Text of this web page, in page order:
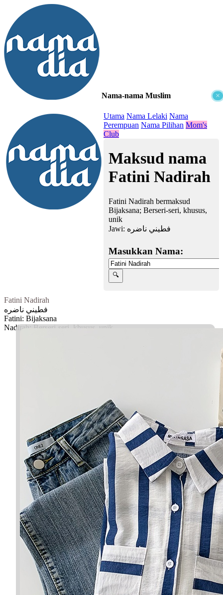
×
Nama-nama Muslim
Utama Nama Lelaki Nama
Perempuan Nama Pilihan Mom's
Club
Maksud nama
Fatini Nadirah
Fatini Nadirah bermaksud
Bijaksana; Berseri-seri, khusus,
unik
Jawi: فطيني ناضره
Masukkan Nama:
Fatini Nadirah
فطيني ناضره
Fatini: Bijaksana
Nadirah: Berseri-seri, khusus, unik